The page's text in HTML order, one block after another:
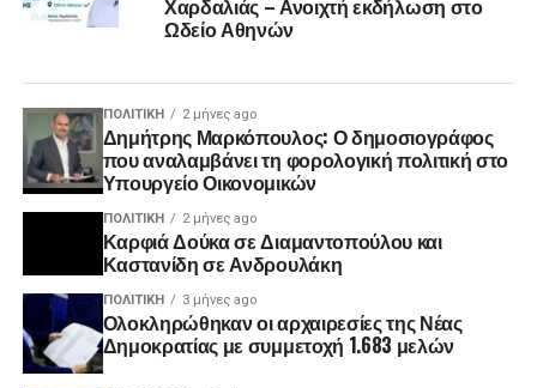
Ωδείο Αθηνών
ΠΟΛΙΤΙΚΉ 2 μήνες ago
Δημήτρης Μαρκόπουλος: Ο δημοσιογράφος
που αναλαμβάνει τη φορολογική πολιτική στο
Υπουργείο Οικονομικών
ΠΟΛΙΤΙΚΉ 2 μήνες ago
Καρφιά Δούκα σε Διαμαντοπούλου και
Καστανίδη σε Ανδρουλάκη
ΠΟΛΙΤΙΚΉ 3 μήνες ago
Ολοκληρώθηκαν οι αρχαιρεσίες της Νέας
Δημοκρατίας με συμμετοχή 1.683 μελών